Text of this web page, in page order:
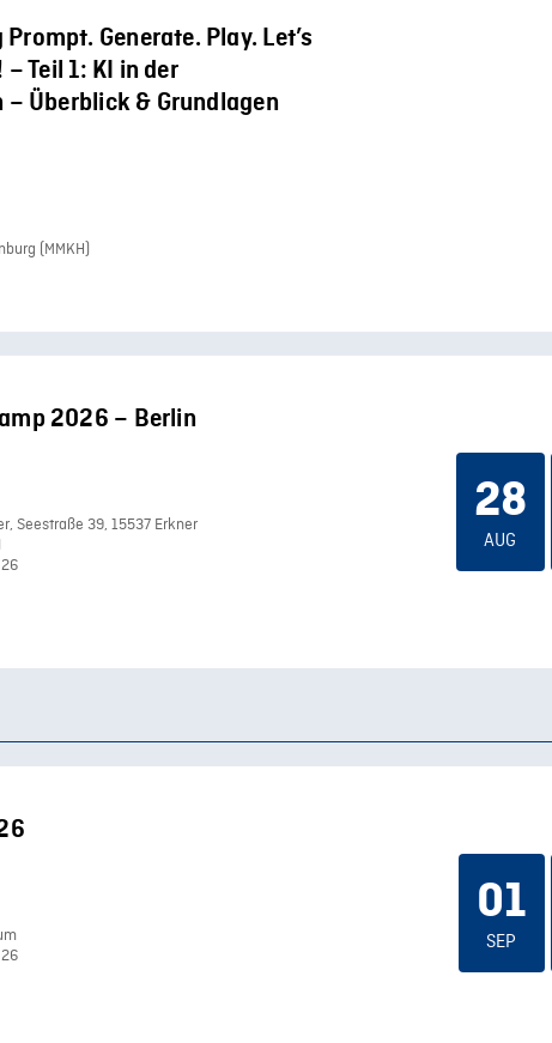
Generate. Play. Let’s
Teil 1: KI in der
Überblick & Grundlagen
(MMKH)
2026 – Berlin
Seestraße 39, 15537 Erkner
28
AUG
01
SEP